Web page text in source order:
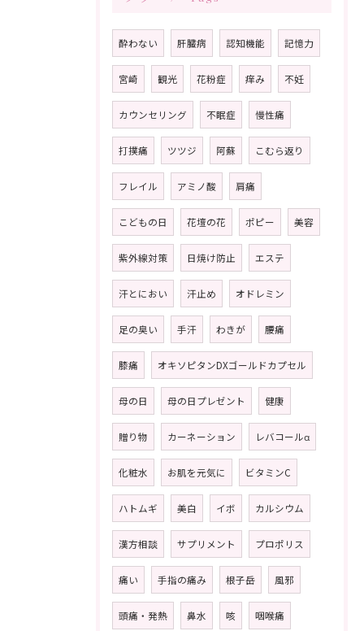
酔わない 肝臓病 認知機能 記憶力
宮崎 観光 花粉症 痒み 不妊
カウンセリング 不眠症 慢性痛
打撲痛 ツツジ 阿蘇 こむら返り
フレイル アミノ酸 肩痛
こどもの日 花壇の花 ポピー 美容
紫外線対策 日焼け防止 エステ
汗とにおい 汗止め オドレミン
足の臭い 手汗 わきが 腰痛
膝痛 オキソピタンDXゴールドカプセル
母の日 母の日プレゼント 健康
贈り物 カーネーション レバコールα
化粧水 お肌を元気に ビタミンC
ハトムギ 美白 イボ カルシウム
漢方相談 サプリメント プロポリス
痛い 手指の痛み 根子岳 風邪
頭痛・発熱 鼻水 咳 咽喉痛